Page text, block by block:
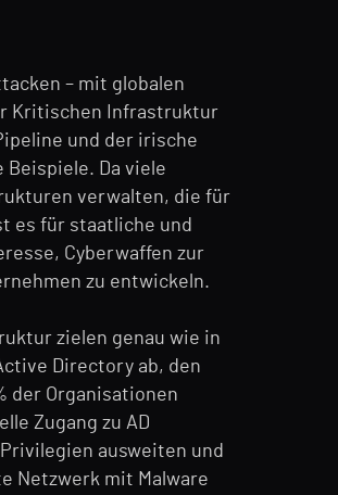
– mit globalen
Kritischen Infrastruktur
und der irische
Da viele
verwalten, die für
es für staatliche und
Cyberwaffen zur
zu entwickeln.
zielen genau wie in
Directory ab, den
der Organisationen
Zugang zu AD
ausweiten und
Netzwerk mit Malware